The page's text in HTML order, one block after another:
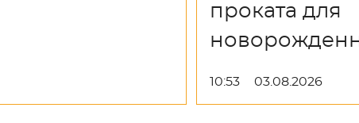
проката для
10:53 03.08.2026